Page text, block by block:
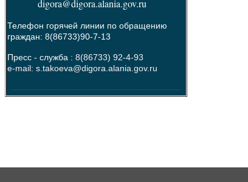
digora@digora.alania.gov.ru
Телефон горячей линии по обращению
граждан: 8(86733)90-7-13
Пресс - служба : 8(86733) 92-4-93
e-mail: s.takoeva@digora.alania.gov.ru
--------------------------------------------------------